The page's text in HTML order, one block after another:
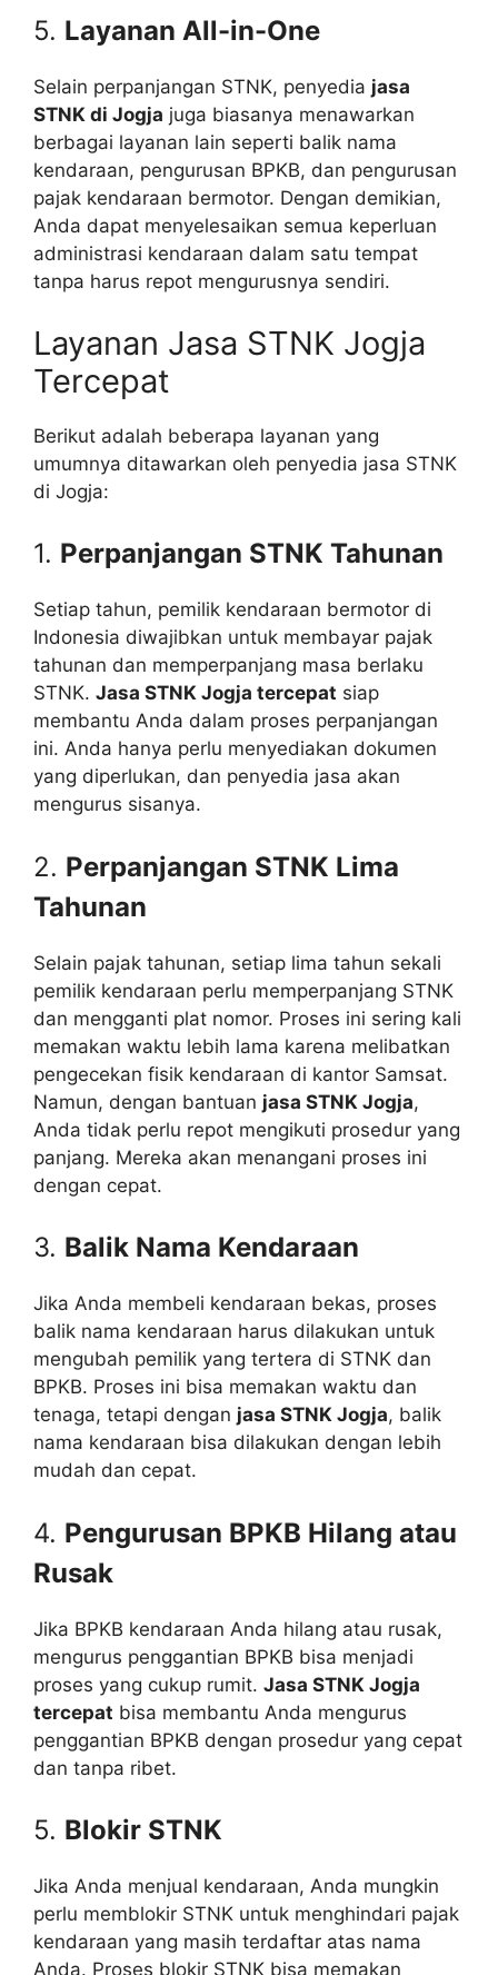
5. Layanan All-in-One
Selain perpanjangan STNK, penyedia jasa
STNK di Jogja juga biasanya menawarkan
berbagai layanan lain seperti balik nama
kendaraan, pengurusan BPKB, dan pengurusan
pajak kendaraan bermotor. Dengan demikian,
Anda dapat menyelesaikan semua keperluan
administrasi kendaraan dalam satu tempat
tanpa harus repot mengurusnya sendiri.
Layanan Jasa STNK Jogja
Tercepat
Berikut adalah beberapa layanan yang
umumnya ditawarkan oleh penyedia jasa STNK
di Jogja:
1. Perpanjangan STNK Tahunan
Setiap tahun, pemilik kendaraan bermotor di
Indonesia diwajibkan untuk membayar pajak
tahunan dan memperpanjang masa berlaku
STNK. Jasa STNK Jogja tercepat siap
membantu Anda dalam proses perpanjangan
ini. Anda hanya perlu menyediakan dokumen
yang diperlukan, dan penyedia jasa akan
mengurus sisanya.
2. Perpanjangan STNK Lima
Tahunan
Selain pajak tahunan, setiap lima tahun sekali
pemilik kendaraan perlu memperpanjang STNK
dan mengganti plat nomor. Proses ini sering kali
memakan waktu lebih lama karena melibatkan
pengecekan fisik kendaraan di kantor Samsat.
Namun, dengan bantuan jasa STNK Jogja,
Anda tidak perlu repot mengikuti prosedur yang
panjang. Mereka akan menangani proses ini
dengan cepat.
3. Balik Nama Kendaraan
Jika Anda membeli kendaraan bekas, proses
balik nama kendaraan harus dilakukan untuk
mengubah pemilik yang tertera di STNK dan
BPKB. Proses ini bisa memakan waktu dan
tenaga, tetapi dengan jasa STNK Jogja, balik
nama kendaraan bisa dilakukan dengan lebih
mudah dan cepat.
4. Pengurusan BPKB Hilang atau
Rusak
Jika BPKB kendaraan Anda hilang atau rusak,
mengurus penggantian BPKB bisa menjadi
proses yang cukup rumit. Jasa STNK Jogja
tercepat bisa membantu Anda mengurus
penggantian BPKB dengan prosedur yang cepat
dan tanpa ribet.
5. Blokir STNK
Jika Anda menjual kendaraan, Anda mungkin
perlu memblokir STNK untuk menghindari pajak
kendaraan yang masih terdaftar atas nama
Anda. Proses blokir STNK bisa memakan